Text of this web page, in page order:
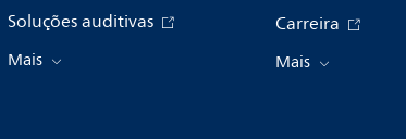
Soluções auditivas
Mais
Carreira
Mais